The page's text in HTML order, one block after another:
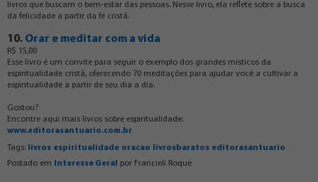
livros que buscam o bem-estar das pessoas. Nesse livro, ela reflete sobre a busca
da felicidade a partir da fé cristã.
10. Orar e meditar com a vida
R$ 15,00
Esse livro é um convite para seguir o exemplo dos grandes místicos da
espiritualidade cristã, oferecendo 70 meditações para ajudar você a cultivar a
espiritualidade a partir de seu dia a dia.
Gostou?
Encontre aqui mais livros sobre espiritualidade:
www.editorasantuario.com.br
Tags:
livros espiritualidade oracao livrosbaratos editorasantuario
Postado em
Interesse Geral por Francieli Roque